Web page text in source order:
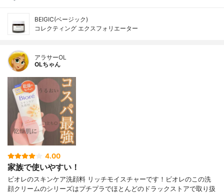
BEIGIC(ベージック)
コレクティング エクスフォリエーター
アラサーOL
OLちゃん
4.00
家族で使いやすい！
ビオレのスキンケア洗顔料 リッチモイスチャーです！ビオレのこの洗
顔クリームのシリーズはプチプラでほとんどのドラックストアで取り扱